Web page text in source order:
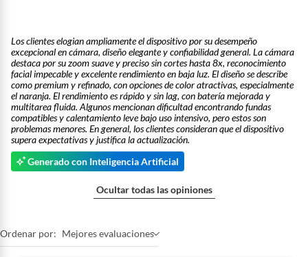
Los clientes elogian ampliamente el dispositivo por su desempeño
excepcional en cámara, diseño elegante y confiabilidad general. La cámara
destaca por su zoom suave y preciso sin cortes hasta 8x, reconocimiento
facial impecable y excelente rendimiento en baja luz. El diseño se describe
como premium y refinado, con opciones de color atractivas, especialmente
el naranja. El rendimiento es rápido y sin lag, con batería mejorada y
multitarea fluida. Algunos mencionan dificultad encontrando fundas
compatibles y calentamiento leve bajo uso intensivo, pero estos son
problemas menores. En general, los clientes consideran que el dispositivo
supera expectativas y justifica la actualización.
Generado con Inteligencia Artificial
Ocultar todas las opiniones
Ordenar por: Mejores evaluaciones